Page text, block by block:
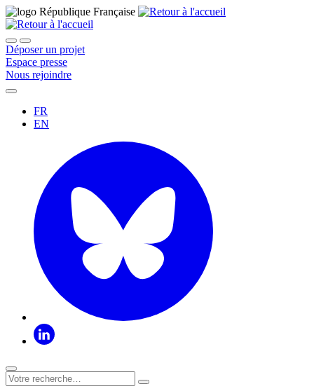
Déposer un projet
Espace presse
Nous rejoindre
FR
EN